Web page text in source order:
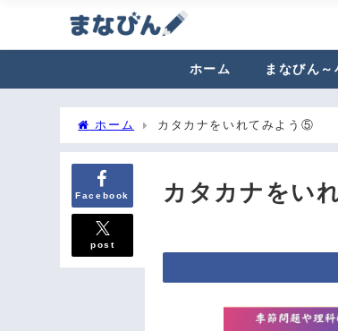
ホーム まなびん
ホーム カタカナをいれてみよう⑤
Facebook
post
カタカナをい